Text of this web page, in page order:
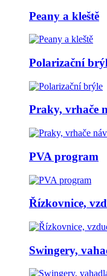
Peany a kleště
Polarizační
Praky, vrhače
PVA program
Řízkovnice,
Swingery,